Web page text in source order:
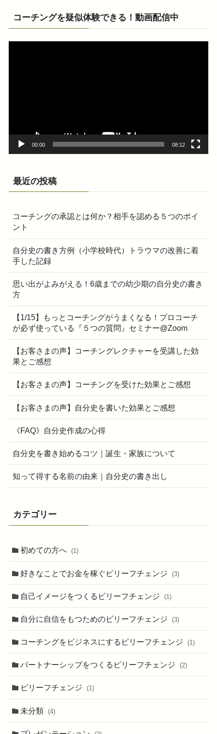
コーチングを疑似体験できる！動画配信中
00:00 08:12
最近の投稿
コーチングの承認とは何か？相手を認める５つのポイ
ント
自分史の書き方例（小学校時代）トラウマの改善に着
手した記録
思い出がよみがえる！6歳までの幼少期の自分史の書き
方
【1/15】もっとコーチングがうまくなる！プロコーチ
が必ず使っている『５つの質問』セミナー@Zoom
【お客さまの声】コーチングレクチャーを受講した効
果とご感想
【お客さまの声】コーチングを受けた効果とご感想
【お客さまの声】自分史を書いた効果とご感想
《FAQ》自分史作成の心得
自分史を書き始めるコツ｜誕生・家族について
知って得する名前の由来｜自分史の書き出し
カテゴリー
初めての方へ (1)
好きなことでお金を稼ぐビリーフチェンジ (3)
自己イメージをつくるビリーフチェンジ (1)
自分に自信をもつためのビリーフチェンジ (3)
コーチングをビジネスにするビリーフチェンジ (1)
パートナーシップをつくるビリーフチェンジ (2)
ビリーフチェンジ (1)
未分類 (4)